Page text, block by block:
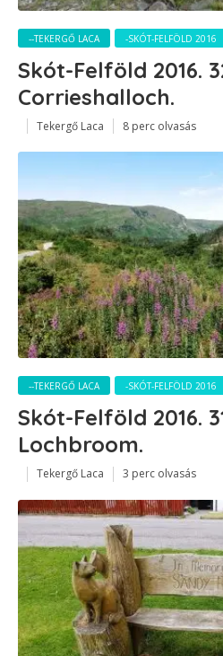
--TEKERGŐ LACA -SKÓT-FELFÖLD 2016
Skót-Felföld 2016.
Corrieshalloch.
Tekergő Laca 8 perc olvasás
--TEKERGŐ LACA -SKÓT-FELFÖLD 2016
Skót-Felföld 2016.
Lochbroom.
Tekergő Laca 3 perc olvasás